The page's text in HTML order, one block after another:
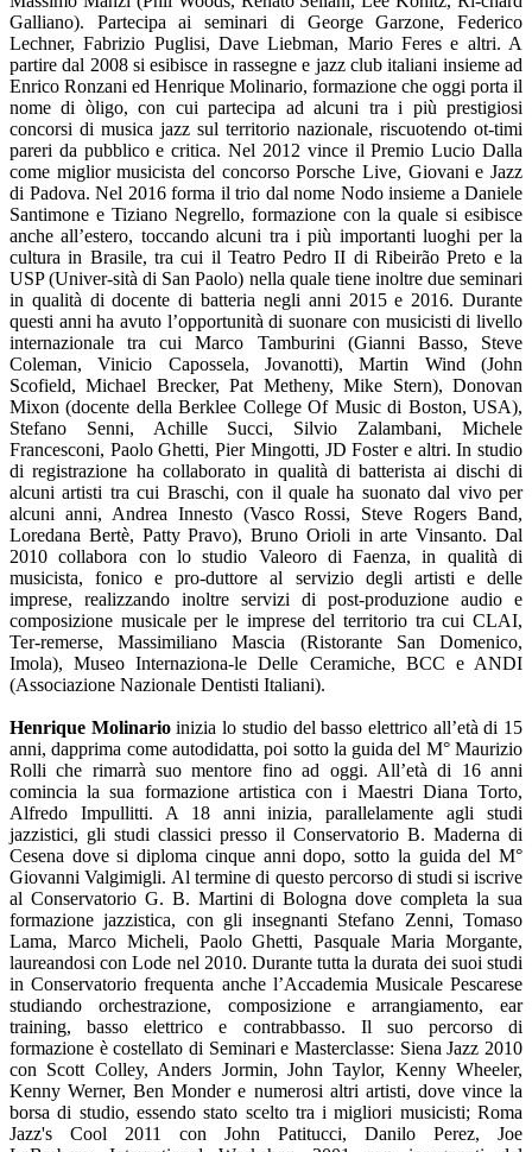
Galliano). Partecipa ai seminari di George Garzone, Federico
Lechner, Fabrizio Puglisi, Dave Liebman, Mario Feres e altri. A
partire dal 2008 si esibisce in rassegne e jazz club italiani insieme ad
Enrico Ronzani ed Henrique Molinario, formazione che oggi porta il
nome di òligo, con cui partecipa ad alcuni tra i più prestigiosi
concorsi di musica jazz sul territorio nazionale, riscuotendo ot-timi
pareri da pubblico e critica. Nel 2012 vince il Premio Lucio Dalla
come miglior musicista del concorso Porsche Live, Giovani e Jazz
di Padova. Nel 2016 forma il trio dal nome Nodo insieme a Daniele
Santimone e Tiziano Negrello, formazione con la quale si esibisce
anche all’estero, toccando alcuni tra i più importanti luoghi per la
cultura in Brasile, tra cui il Teatro Pedro II di Ribeirão Preto e la
USP (Univer-sità di San Paolo) nella quale tiene inoltre due seminari
in qualità di docente di batteria negli anni 2015 e 2016. Durante
questi anni ha avuto l’opportunità di suonare con musicisti di livello
internazionale tra cui Marco Tamburini (Gianni Basso, Steve
Coleman, Vinicio Capossela, Jovanotti), Martin Wind (John
Scofield, Michael Brecker, Pat Metheny, Mike Stern), Donovan
Mixon (docente della Berklee College Of Music di Boston, USA),
Stefano Senni, Achille Succi, Silvio Zalambani, Michele
Francesconi, Paolo Ghetti, Pier Mingotti, JD Foster e altri. In studio
di registrazione ha collaborato in qualità di batterista ai dischi di
alcuni artisti tra cui Braschi, con il quale ha suonato dal vivo per
alcuni anni, Andrea Innesto (Vasco Rossi, Steve Rogers Band,
Loredana Bertè, Patty Pravo), Bruno Orioli in arte Vinsanto. Dal
2010 collabora con lo studio Valeoro di Faenza, in qualità di
musicista, fonico e pro-duttore al servizio degli artisti e delle
imprese, realizzando inoltre servizi di post-produzione audio e
composizione musicale per le imprese del territorio tra cui CLAI,
Ter-remerse, Massimiliano Mascia (Ristorante San Domenico,
Imola), Museo Internaziona-le Delle Ceramiche, BCC e ANDI
(Associazione Nazionale Dentisti Italiani).
Henrique Molinarioinizia lo studio del basso elettrico all’età di 15
anni, dapprima come autodidatta, poi sotto la guida del M° Maurizio
Rolli che rimarrà suo mentore fino ad oggi. All’età di 16 anni
comincia la sua formazione artistica con i Maestri Diana Torto,
Alfredo Impullitti. A 18 anni inizia, parallelamente agli studi
jazzistici, gli studi classici presso il Conservatorio B. Maderna di
Cesena dove si diploma cinque anni dopo, sotto la guida del M°
Giovanni Valgimigli. Al termine di questo percorso di studi si iscrive
al Conservatorio G. B. Martini di Bologna dove completa la sua
formazione jazzistica, con gli insegnanti Stefano Zenni, Tomaso
Lama, Marco Micheli, Paolo Ghetti, Pasquale Maria Morgante,
laureandosi con Lode nel 2010. Durante tutta la durata dei suoi studi
in Conservatorio frequenta anche l’Accademia Musicale Pescarese
studiando orchestrazione, composizione e arrangiamento, ear
training, basso elettrico e contrabbasso. Il suo percorso di
formazione è costellato di Seminari e Masterclasse: Siena Jazz 2010
con Scott Colley, Anders Jormin, John Taylor, Kenny Wheeler,
Kenny Werner, Ben Monder e numerosi altri artisti, dove vince la
borsa di studio, essendo stato scelto tra i migliori musicisti; Roma
Jazz's Cool 2011 con John Patitucci, Danilo Perez, Joe